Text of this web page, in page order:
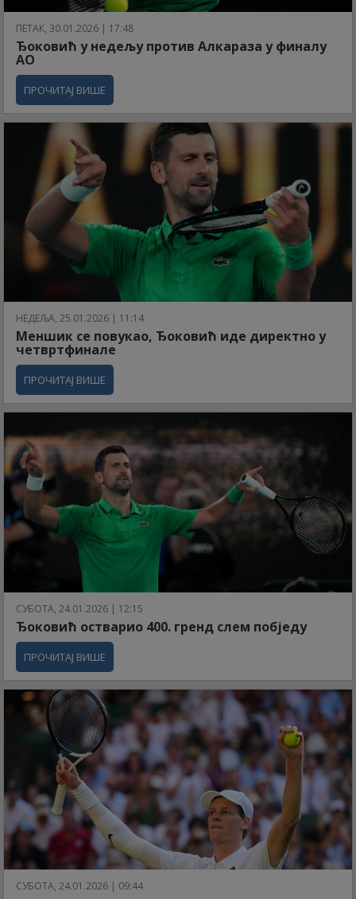
ПЕТАК, 30.01.2026 | 17:48
Ђоковић у недељу против Алкараза у финалу
АО
ПРОЧИТАЈ ВИШЕ
НЕДЕЉА, 25.01.2026 | 11:14
Меншик се повукао, Ђоковић иде директно у
четвртфинале
ПРОЧИТАЈ ВИШЕ
СУБОТА, 24.01.2026 | 12:15
Ђоковић остварио 400. гренд слем побједу
ПРОЧИТАЈ ВИШЕ
СУБОТА, 24.01.2026 | 09:44